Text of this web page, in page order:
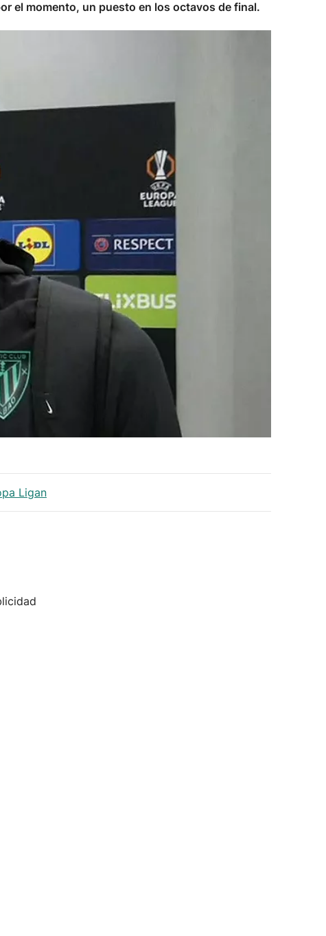
el momento, un puesto en los octavos de final.
Ligan